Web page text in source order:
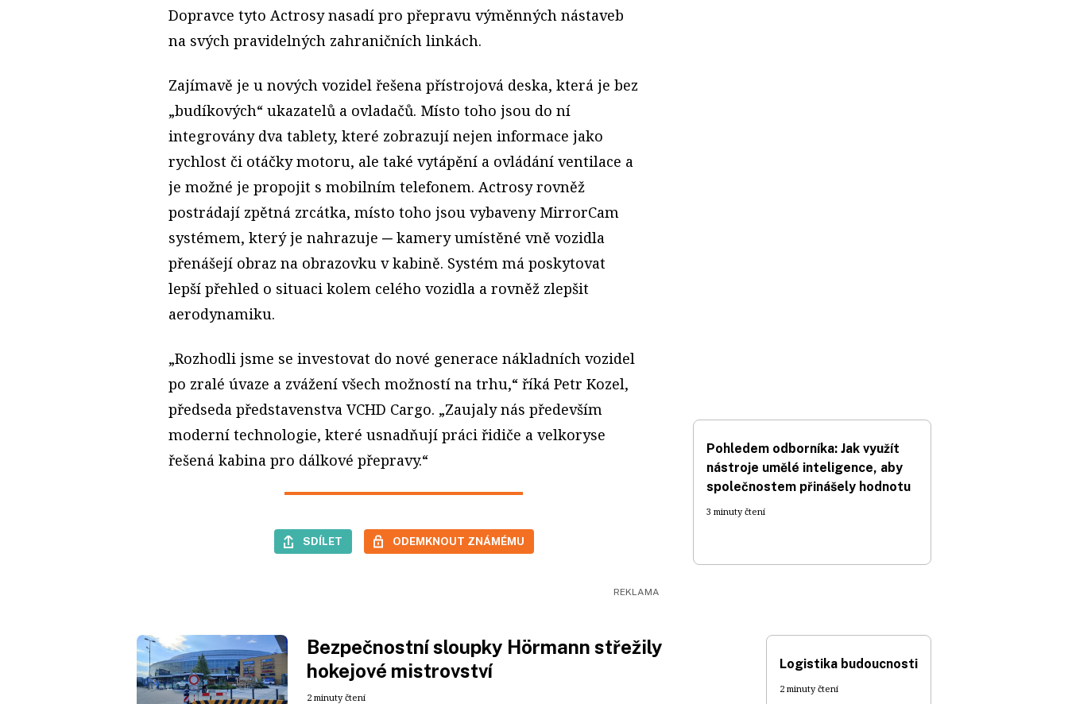
Dopravce tyto Actrosy nasadí pro přepravu výměnných nástaveb
na svých pravidelných zahraničních linkách.
Zajímavě je u nových vozidel řešena přístrojová deska, která je bez
„budíkových“ ukazatelů a ovladačů. Místo toho jsou do ní
integrovány dva tablety, které zobrazují nejen informace jako
rychlost či otáčky motoru, ale také vytápění a ovládání ventilace a
je možné je propojit s mobilním telefonem. Actrosy rovněž
postrádají zpětná zrcátka, místo toho jsou vybaveny MirrorCam
systémem, který je nahrazuje ─ kamery umístěné vně vozidla
přenášejí obraz na obrazovku v kabině. Systém má poskytovat
lepší přehled o situaci kolem celého vozidla a rovněž zlepšit
aerodynamiku.
„Rozhodli jsme se investovat do nové generace nákladních vozidel
po zralé úvaze a zvážení všech možností na trhu,“ říká Petr Kozel,
předseda představenstva VCHD Cargo. „Zaujaly nás především
moderní technologie, které usnadňují práci řidiče a velkoryse
řešená kabina pro dálkové přepravy.“
SDÍLET ODEMKNOUT ZNÁMÉMU
Pohledem odborníka: Jak využít
nástroje umělé inteligence, aby
společnostem přinášely hodnotu
3 minuty čtení
Bezpečnostní sloupky Hörmann střežily
hokejové mistrovství
2 minuty čtení
Logistika budoucnosti
2 minuty čtení